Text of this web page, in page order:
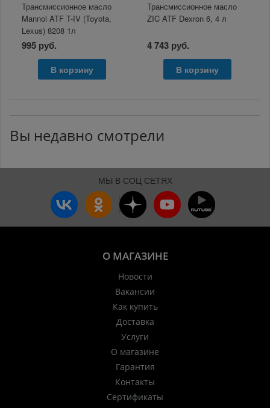
Трансмиссионное масло
Mannol ATF T-IV (Toyota,
Lexus) 8208 1л
995 руб.
В корзину
Трансмиссионное масло
ZIC ATF Dexron 6, 4 л
4 743 руб.
В корзину
Вы недавно смотрели
МЫ В СОЦ СЕТЯХ
О МАГАЗИНЕ
Новости
Вакансии
Как купить
Доставка
Услуги
О магазине
Гарантия
Контакты
Сертификаты